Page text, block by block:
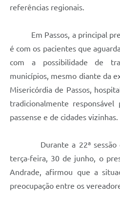
referências regionais.
Em Passos, a principal
é com os pacientes que
com a possibilidade de
municípios, mesmo diante da
Misericórdia de Passos,
tradicionalmente
passense e de cidades vizinhas.
Durante a 22ª sessão
terça-feira, 30 de junho, o
Andrade, afirmou que a
preocupação entre os